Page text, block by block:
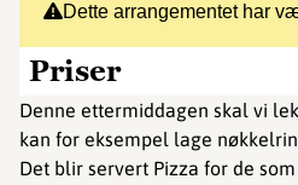
Dette arrangementet har
Priser
Denne ettermiddagen skal vi
kan for eksempel lage
Det blir servert Pizza for de